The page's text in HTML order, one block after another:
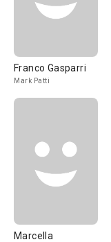
Franco Gasparri
Mark Patti
Marcella